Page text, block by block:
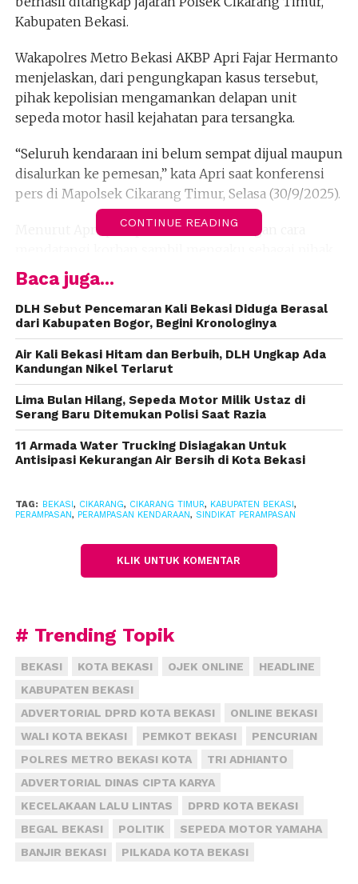
Kabupaten Bekasi.
Wakapolres Metro Bekasi AKBP Apri Fajar Hermanto
menjelaskan, dari pengungkapan kasus tersebut,
pihak kepolisian mengamankan delapan unit
sepeda motor hasil kejahatan para tersangka.
“Seluruh kendaraan ini belum sempat dijual maupun
disalurkan ke pemesan,” kata Apri saat konferensi
pers di Mapolsek Cikarang Timur, Selasa (30/9/2025).
Menurut Apri, para pelaku beraksi dengan cara
leasing yang menarik kendaraan akibat tunggakan
cicilan.
Keempat pelaku, masing-masing berinisial RS, CC,
HP, dan IR, memiliki peran berbeda.
“RS bertindak sebagai joki, sementara yang lain
berperan sebagai kolektor dan penadah,” jelasnya.
Dari hasil penyelidikan, motor-motor tersebut
rencananya akan dikirim ke wilayah Sumatera,
Selain itu, polisi juga menyita sebuah truk berwarna
dalam kasus tersebut.
“Yang baru kami amankan adalah joki, sedangkan
pihak yang diduga menguasai data leasing masih
dalam pengejaran,” tambah Apri.
CONTINUE READING
Baca juga...
DLH Sebut Pencemaran Kali Bekasi Diduga Berasal
dari Kabupaten Bogor, Begini Kronologinya
Air Kali Bekasi Hitam dan Berbuih, DLH Ungkap Ada
Kandungan Nikel Terlarut
Lima Bulan Hilang, Sepeda Motor Milik Ustaz di
Serang Baru Ditemukan Polisi Saat Razia
11 Armada Water Trucking Disiagakan Untuk
Antisipasi Kekurangan Air Bersih di Kota Bekasi
TAG: BEKASI , CIKARANG, CIKARANG TIMUR, KABUPATEN BEKASI ,
PERAMPASAN, PERAMPASAN KENDARAAN, SINDIKAT PERAMPASAN
KLIK UNTUK KOMENTAR
# Trending Topik
BEKASI KOTA BEKASI OJEK ONLINE
HEADLINE
KABUPATEN BEKASI
ADVERTORIAL DPRD KOTA BEKASI
ONLINE BEKASI
WALI KOTA BEKASI
PEMKOT BEKASI
PENCURIAN
POLRES METRO BEKASI KOTA
TRI ADHIANTO
ADVERTORIAL DINAS CIPTA KARYA
KECELAKAAN LALU LINTAS
DPRD KOTA BEKASI
BEGAL BEKASI
POLITIK
SEPEDA MOTOR YAMAHA
BANJIR BEKASI
PILKADA KOTA BEKASI